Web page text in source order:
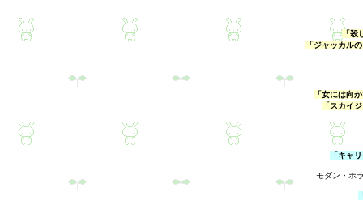
「
「ジャッカル
「女には向
「スカイ
「キャ
モダン・ホ